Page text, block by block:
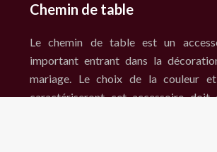
Chemin de table
Le chemin de table est un
important entrant dans la
mariage. Le choix de la couleur
caractériseront cet accessoire doit